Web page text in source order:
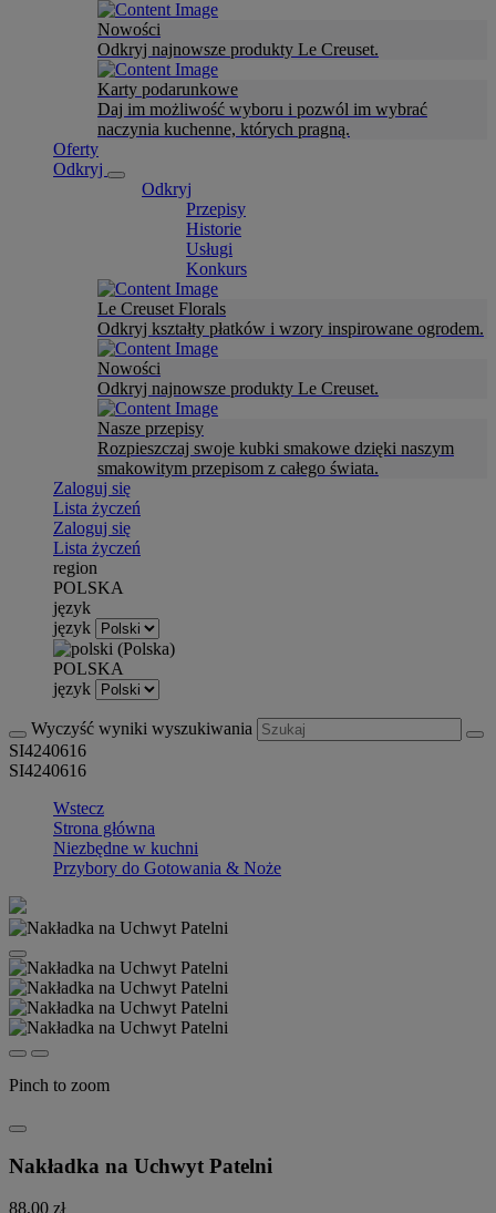
Nowości
Odkryj najnowsze produkty Le Creuset.
Karty podarunkowe
Daj im możliwość wyboru i pozwól im wybrać
naczynia kuchenne, których pragną.
Oferty
Odkryj
Odkryj
Przepisy
Historie
Usługi
Konkurs
Le Creuset Florals
Odkryj kształty płatków i wzory inspirowane ogrodem.
Nowości
Odkryj najnowsze produkty Le Creuset.
Nasze przepisy
Rozpieszczaj swoje kubki smakowe dzięki naszym
smakowitym przepisom z całego świata.
Zaloguj się
Lista życzeń
Zaloguj się
Lista życzeń
region
POLSKA
język
język
POLSKA
język
Wyczyść wyniki wyszukiwania
SI4240616
SI4240616
Wstecz
Strona główna
Niezbędne w kuchni
Przybory do Gotowania & Noże
Pinch to zoom
Nakładka na Uchwyt Patelni
88,00 zł